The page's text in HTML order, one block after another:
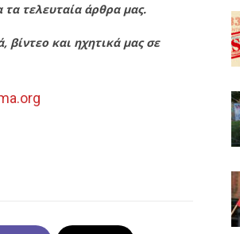
τελευταία άρθρα μας.
βίντεο και ηχητικά μας σε